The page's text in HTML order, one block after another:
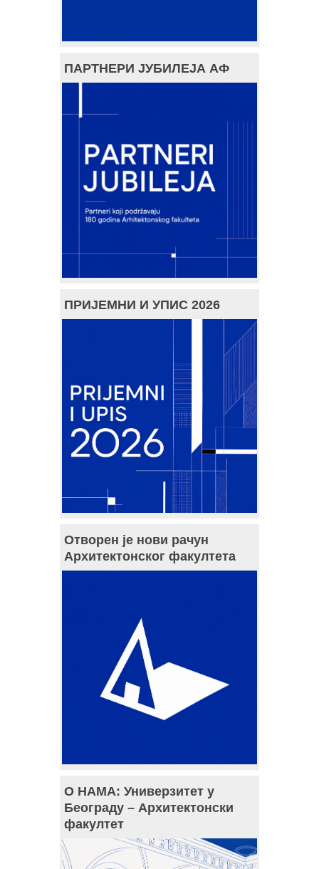
ПАРТНЕРИ ЈУБИЛЕЈА АФ
ПРИЈЕМНИ И УПИС 2026
Отворен је нови рачун
Архитектонског факултета
О НАМА: Универзитет у
Београду – Архитектонски
факултет